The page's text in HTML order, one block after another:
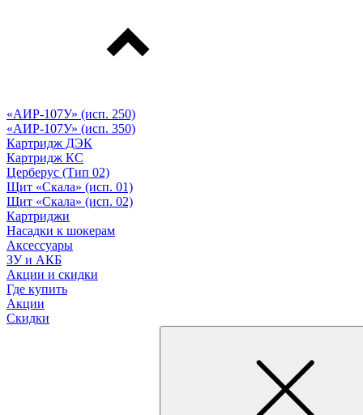
«АИР-107У» (исп. 250)
«АИР-107У» (исп. 350)
Картридж ДЭК
Картридж КС
Церберус (Тип 02)
Щит «Скала» (исп. 01)
Щит «Скала» (исп. 02)
Картриджи
Насадки к шокерам
Аксессуары
ЗУ и АКБ
Акции и скидки
Где купить
Акции
Скидки